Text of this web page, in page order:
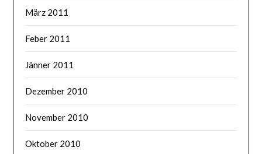
März 2011
Feber 2011
Jänner 2011
Dezember 2010
November 2010
Oktober 2010